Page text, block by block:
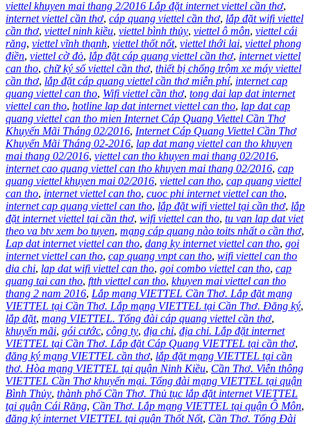
viettel khuyen mai thang 2/2016 Lắp đặt internet viettel cần thơ,
internet viettel cần thơ, cáp quang viettel cần thơ, lắp đặt wifi viettel
cần thơ, viettel ninh kiều, viettel bình thủy, viettel ô môn, viettel cái
răng, viettel vĩnh thạnh, viettel thốt nốt, viettel thới lai, viettel phong
điền, viettel cờ đỏ, lắp đặt cáp quang viettel cần thơ, internet viettel
can tho, chữ ký số viettel cần thơ, thiết bị chống trộm xe máy viettel
cần thơ, lắp đặt cáp quang viettel cần thơ miễn phí, internet cap
quang viettel can tho, Wifi viettel cần thơ, tong dai lap dat internet
viettel can tho, hotline lap dat internet viettel can tho, lap dat cap
quang viettel can tho mien Internet Cáp Quang Viettel Cần Thơ
Khuyến Mãi Tháng 02/2016, Internet Cáp Quang Viettel Cần Thơ
Khuyến Mãi Tháng 02-2016, lap dat mang viettel can tho khuyen
mai thang 02/2016, viettel can tho khuyen mai thang 02/2016,
internet cao quang viettel can tho khuyen mai thang 02/2016, cap
quang viettel khuyen mai 02/2016, viettel can tho, cap quang viettel
can tho, internet viettel can tho, cuoc phi internet viettel can tho,
internet cap quang viettel can tho, lắp đặt wifi viettel tại cần thơ, lắp
đặt internet viettel tại cần thơ, wifi viettel can tho, tu van lap dat viet
theo va btv xem bo tuyen, mạng cáp quang nào toits nhất o cần thơ,
Lap dat internet viettel can tho, dang ky internet viettel can tho, goi
internet viettel can tho, cap quang vnpt can tho, wifi viettel can tho
dia chi, lap dat wifi viettel can tho, goi combo viettel can tho, cap
quang tai can tho, ftth viettel can tho, khuyen mai viettel can tho
thang 2 nam 2016, Lắp mạng VIETTEL Cần Thơ. Lắp đặt mạng
VIETTEL tại Cần Thơ. Lắp mạng VIETTEL tại Cần Thơ. Đăng ký,
lắp đặt, mạng VIETTEL. Tổng đài cáp quang viettel cần thơ,
khuyến mãi, gói cước, công ty, địa chỉ, địa chỉ. Lắp đặt internet
VIETTEL tại Cần Thơ. Lắp đặt Cáp Quang VIETTEL tại cần thơ,
đăng ký mạng VIETTEL cần thơ, lắp đặt mạng VIETTEL tại cần
thơ. Hòa mạng VIETTEL tại quận Ninh Kiều, Cần Thơ. Viễn thông
VIETTEL Cần Thơ khuyến mại. Tổng đài mạng VIETTEL tại quận
Bình Thủy, thành phố Cần Thơ. Thủ tục lắp đặt internet VIETTEL
tại quận Cái Răng, Cần Thơ. Lắp mạng VIETTEL tại quận Ô Môn,
đăng ký internet VIETTEL tại quận Thốt Nốt, Cần Thơ. Tổng Đài